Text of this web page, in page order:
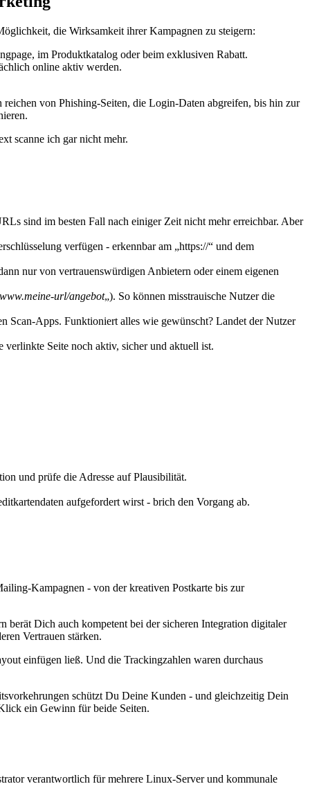
die Wirksamkeit ihrer Kampagnen zu steigern:
im Produktkatalog oder beim exklusiven Rabatt.
online aktiv werden.
von Phishing-Seiten, die Login-Daten abgreifen, bis hin zur
scanne ich gar nicht mehr.
sind im besten Fall nach einiger Zeit nicht mehr erreichbar. Aber
verfügen - erkennbar am „https://“ und dem
nur von vertrauenswürdigen Anbietern oder einem eigenen
www.meine-url/angebot„). So können misstrauische Nutzer die
Scan-Apps. Funktioniert alles wie gewünscht? Landet der Nutzer
Seite noch aktiv, sicher und aktuell ist.
und prüfe die Adresse auf Plausibilität.
aufgefordert wirst - brich den Vorgang ab.
Kampagnen - von der kreativen Postkarte bis zur
berät Dich auch kompetent bei der sicheren Integration digitaler
Vertrauen stärken.
einfügen ließ. Und die Trackingzahlen waren durchaus
schützt Du Deine Kunden - und gleichzeitig Dein
ein Gewinn für beide Seiten.
verantwortlich für mehrere Linux-Server und kommunale